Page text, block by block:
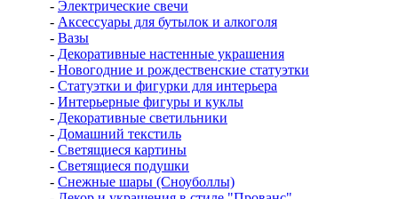
- Электрические свечи
- Аксессуары для бутылок и алкоголя
- Вазы
- Декоративные настенные украшения
- Новогодние и рождественские статуэтки
- Статуэтки и фигурки для интерьера
- Интерьерные фигуры и куклы
- Декоративные светильники
- Домашний текстиль
- Светящиеся картины
- Светящиеся подушки
- Снежные шары (Сноуболлы)